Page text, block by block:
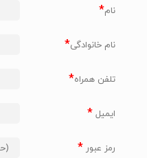
نام*
نام خانوادگی*
تلفن همراه*
ایمیل*
رمز عبور*